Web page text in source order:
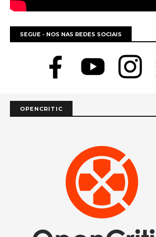
SEGUE - NOS NAS REDES SOCIAIS
OPENCRITIC